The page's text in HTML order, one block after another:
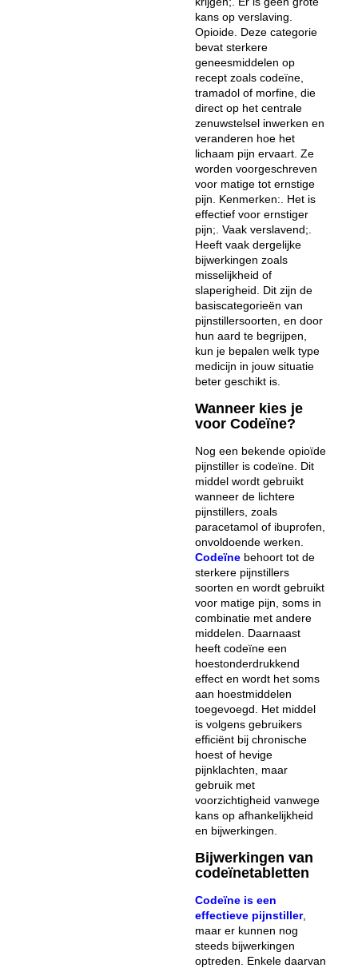
kans op verslaving.
Opioide. Deze categorie
bevat sterkere
geneesmiddelen op
recept zoals codeïne,
tramadol of morfine, die
direct op het centrale
zenuwstelsel inwerken en
veranderen hoe het
lichaam pijn ervaart. Ze
worden voorgeschreven
voor matige tot ernstige
pijn. Kenmerken:. Het is
effectief voor ernstiger
pijn;. Vaak verslavend;.
Heeft vaak dergelijke
bijwerkingen zoals
misselijkheid of
slaperigheid. Dit zijn de
basiscategorieën van
pijnstillersoorten, en door
hun aard te begrijpen,
kun je bepalen welk type
medicijn in jouw situatie
beter geschikt is.
Wanneer kies je
voor Codeïne?
Nog een bekende opioïde
pijnstiller is codeïne. Dit
middel wordt gebruikt
wanneer de lichtere
pijnstillers, zoals
paracetamol of ibuprofen,
onvoldoende werken.
Codeïne behoort tot de
sterkere pijnstillers
soorten en wordt gebruikt
voor matige pijn, soms in
combinatie met andere
middelen. Daarnaast
heeft codeïne een
hoestonderdrukkend
effect en wordt het soms
aan hoestmiddelen
toegevoegd. Het middel
is volgens gebruikers
efficiënt bij chronische
hoest of hevige
pijnklachten, maar
gebruik met
voorzichtigheid vanwege
kans op afhankelijkheid
en bijwerkingen.
Bijwerkingen van
codeïnetabletten
Codeïne is een
effectieve pijnstiller,
maar er kunnen nog
steeds bijwerkingen
optreden. Enkele daarvan